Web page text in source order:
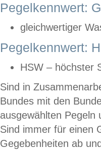
Pegelkennwert:
gleichwertiger
Pegelkennwert:
HSW – höchster
Sind in
Bundes mit den
ausgewählten
Sind immer für einen
Gegebenheiten ab